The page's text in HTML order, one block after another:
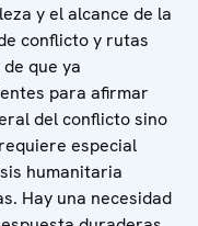
y el alcance de la
conflicto y rutas
que ya
para afirmar
del conflicto sino
especial
humanitaria
Hay una necesidad